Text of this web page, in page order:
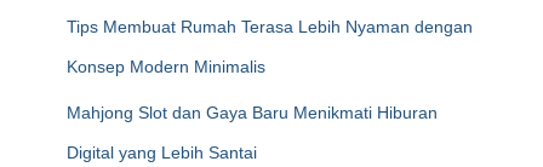
Tips Membuat Rumah Terasa Lebih Nyaman dengan
Konsep Modern Minimalis
Mahjong Slot dan Gaya Baru Menikmati Hiburan
Digital yang Lebih Santai